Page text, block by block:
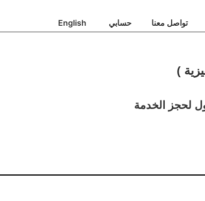
تواصل معنا حسابي English
)
لحجز الخدمة